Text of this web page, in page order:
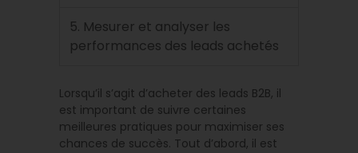
5. Mesurer et analyser les
performances des leads achetés
Lorsqu’il s’agit d’acheter des leads B2B, il
est important de suivre certaines
meilleures pratiques pour maximiser ses
chances de succès. Tout d’abord, il est